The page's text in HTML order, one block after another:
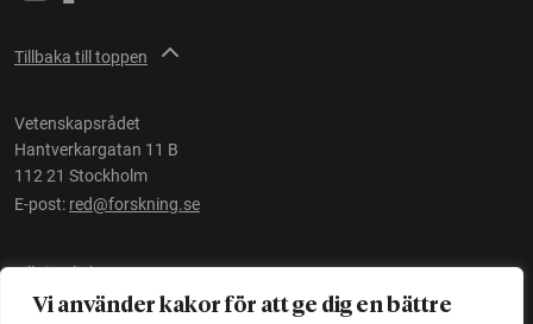
Vi använder kakor för att ge dig en bättre
Tillbaka till toppen
Vetenskapsrådet
Hantverkargatan 11 B
112 21 Stockholm
E-post: red@forskning.se
Tillgänglighet